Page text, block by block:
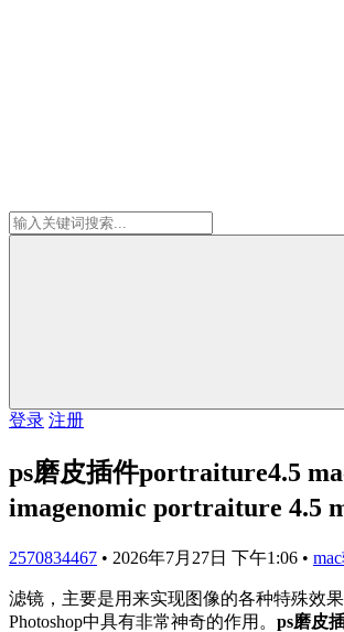
登录 注册
ps磨皮插件portraiture4.5
imagenomic portraiture 4.5
2570834467 • 2026年7月27日 下午1:06 •
滤镜，主要是用来实现图像的各种特殊效
Photoshop中具有非常神奇的作用。 ps磨皮